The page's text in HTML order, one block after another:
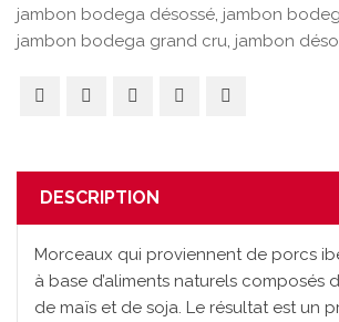
jambon bodega désossé, jambon
jambon bodega grand cru, jambon
DESCRIPTION
Morceaux qui proviennent de porcs
à base d’aliments naturels composés
de maïs et de soja. Le résultat est un